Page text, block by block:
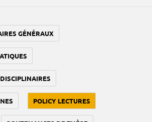
GÉNÉRAUX
POLICY LECTURES